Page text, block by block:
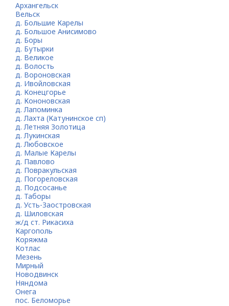
Архангельск
Вельск
д. Большие Карелы
д. Большое Анисимово
д. Боры
д. Бутырки
д. Великое
д. Волость
д. Вороновская
д. Ивойловская
д. Конецгорье
д. Кононовская
д. Лапоминка
д. Лахта (Катунинское сп)
д. Летняя Золотица
д. Лукинская
д. Любовское
д. Малые Карелы
д. Павлово
д. Повракульская
д. Погореловская
д. Подсосанье
д. Таборы
д. Усть-Заостровская
д. Шиловская
ж/д ст. Рикасиха
Каргополь
Коряжма
Котлас
Мезень
Мирный
Новодвинск
Няндома
Онега
пос. Беломорье